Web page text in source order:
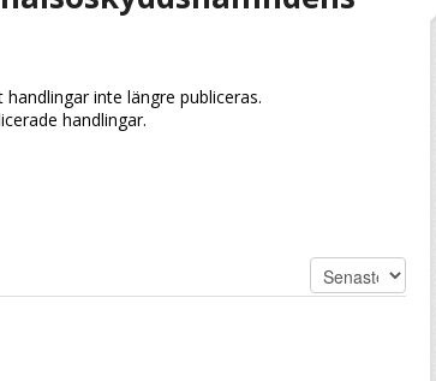
inte längre publiceras.
handlingar.